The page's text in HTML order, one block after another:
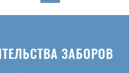
ЗАБОРОВ